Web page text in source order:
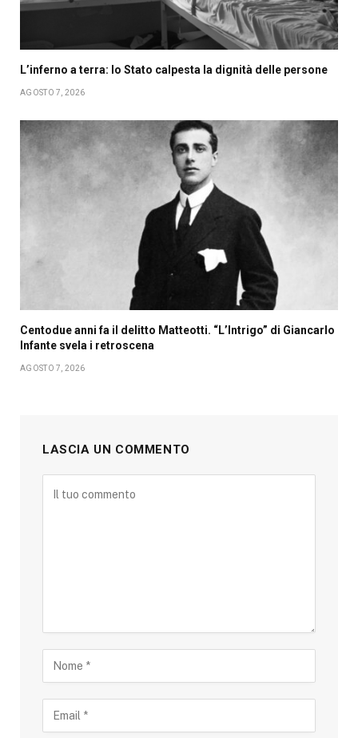
L’inferno a terra: lo Stato calpesta la dignità delle persone
AGOSTO 7, 2026
Centodue anni fa il delitto Matteotti. “L’Intrigo” di Giancarlo
Infante svela i retroscena
AGOSTO 7, 2026
LASCIA UN COMMENTO